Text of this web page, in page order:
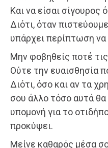
Και να είσαι σίγουρος
Διότι, όταν
υπάρχει περίπτωση να
Μην φοβηθείς ποτέ
Ούτε την ευαισθησία
Διότι, όσο και αν τα
σου άλλο τόσο αυτά
υπομονή για το
προκύψει.
Μείνε καθαρός μέσα